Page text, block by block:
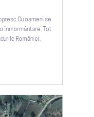
oameni se
înmormântare. Tot
României.